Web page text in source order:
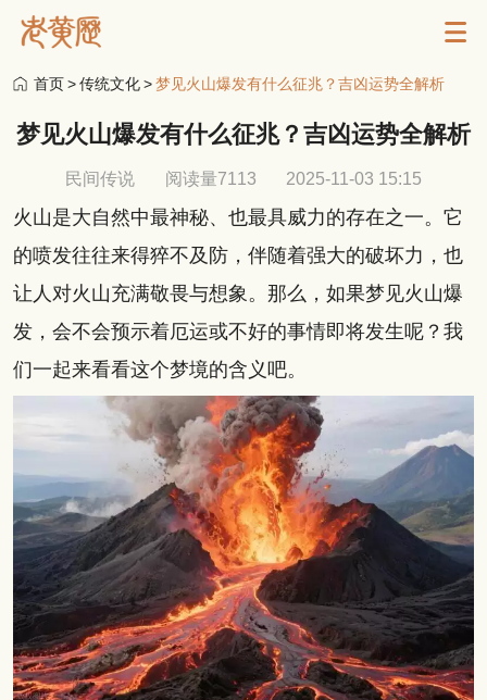
首页>传统文化>梦见火山爆发有什么征兆？吉凶运势全解析
梦见火山爆发有什么征兆？吉凶运势全解析
民间传说 阅读量7113 2025-11-03 15:15
火山是大自然中最神秘、也最具威力的存在之一。它
的喷发往往来得猝不及防，伴随着强大的破坏力，也
让人对火山充满敬畏与想象。那么，如果梦见火山爆
发，会不会预示着厄运或不好的事情即将发生呢？我
们一起来看看这个梦境的含义吧。